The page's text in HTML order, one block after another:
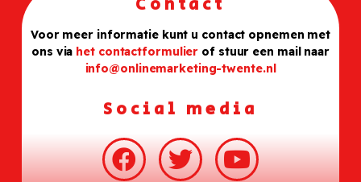
Contact
Voor meer informatie kunt u contact opnemen met
ons via het contactformulier of stuur een mail naar
info@onlinemarketing-twente.nl
Social media